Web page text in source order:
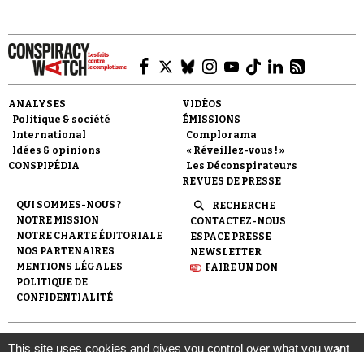
ANALYSES
Politique & société
International
Idées & opinions
CONSPIPÉDIA
VIDÉOS
ÉMISSIONS
Complorama
« Réveillez-vous ! »
Les Déconspirateurs
REVUES DE PRESSE
QUI SOMMES-NOUS ?
NOTRE MISSION
NOTRE CHARTE ÉDITORIALE
NOS PARTENAIRES
MENTIONS LÉGALES
POLITIQUE DE
CONFIDENTIALITÉ
RECHERCHE
CONTACTEZ-NOUS
ESPACE PRESSE
NEWSLETTER
FAIRE UN DON
© 2007- Conspiracy Watch
| Une réalisation de
This site uses cookies and gives you control over what you want